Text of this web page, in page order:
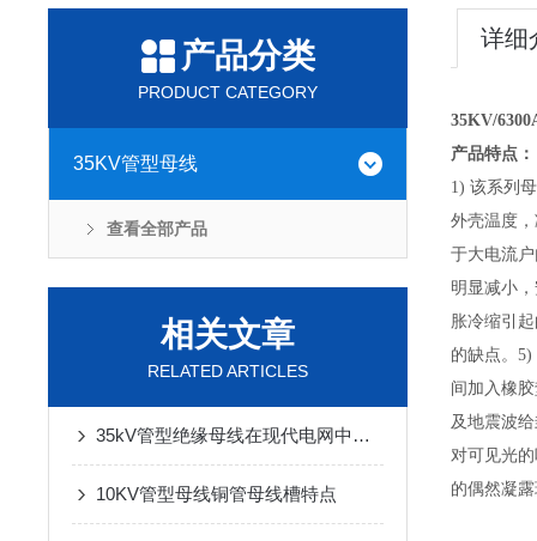
产品分类
PRODUCT CATEGORY
35KV管型母线
查看全部产品
相关文章
RELATED ARTICLES
35kV管型绝缘母线在现代电网中扮演着至关重要的角色
10KV管型母线铜管母线槽特点
详细
35KV/
产品特点：
1) 该系列
外壳温度
于大电流
明显减小
胀冷缩引
的缺点。 5)
间加入橡
及地震波
对可见光
的偶然凝